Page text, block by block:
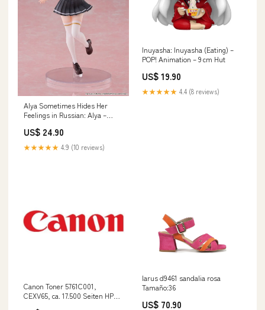
Alya Sometimes Hides Her
Feelings in Russian: Alya –
18 cm Megahouse
US$ 24.90
★★★★★ 4.9 (10 reviews)
Inuyasha: Inuyasha (Eating) –
POP! Animation – 9 cm Hut
US$ 19.90
★★★★★ 4.4 (8 reviews)
Canon Toner 5761C001,
CEXV65, ca. 17.500 Seiten HP
larus d9461 sandalia rosa
Tamaño:36
US$ 70.90